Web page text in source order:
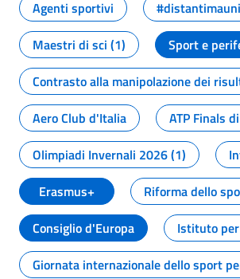
Agenti sportivi
Maestri di sci (1)
Sport e
Contrasto alla manipolazione dei
Aero Club d'Italia
ATP Finals
Olimpiadi Invernali 2026 (1)
Erasmus+
Riforma dello
Consiglio d'Europa
Istituto
Giornata internazionale dello sport